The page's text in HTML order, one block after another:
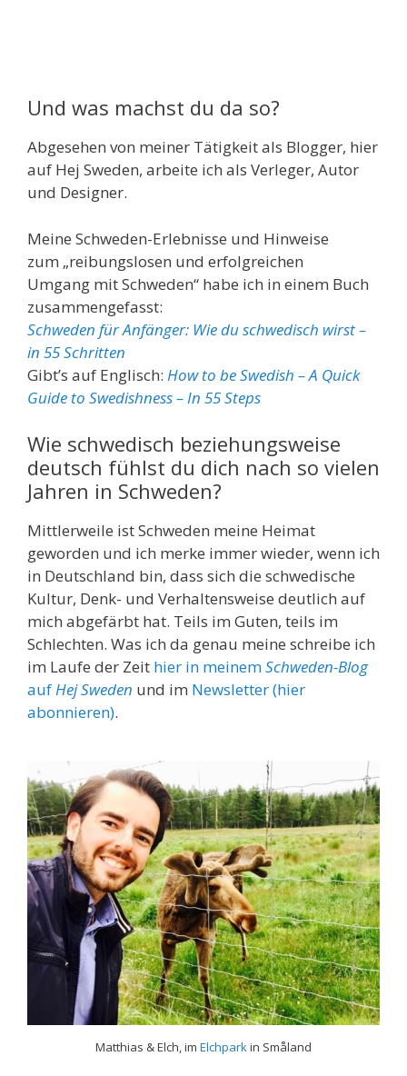
Und was machst du da so?
Abgesehen von meiner Tätigkeit als Blogger, hier
auf Hej Sweden, arbeite ich als Verleger, Autor
und Designer.
Meine Schweden-Erlebnisse und Hinweise
zum „reibungslosen und erfolgreichen
Umgang mit Schweden“ habe ich in einem Buch
zusammengefasst:
Schweden für Anfänger: Wie du schwedisch wirst –
in 55 Schritten
Gibt’s auf Englisch: How to be Swedish – A Quick
Guide to Swedishness – In 55 Steps
Wie schwedisch beziehungsweise
deutsch fühlst du dich nach so vielen
Jahren in Schweden?
Mittlerweile ist Schweden meine Heimat
geworden und ich merke immer wieder, wenn ich
in Deutschland bin, dass sich die schwedische
Kultur, Denk- und Verhaltensweise deutlich auf
mich abgefärbt hat. Teils im Guten, teils im
Schlechten. Was ich da genau meine schreibe ich
im Laufe der Zeit hier in meinemSchweden-Blog
aufHej Sweden und im Newsletter (hier
abonnieren).
Matthias & Elch, im Elchparkin Småland